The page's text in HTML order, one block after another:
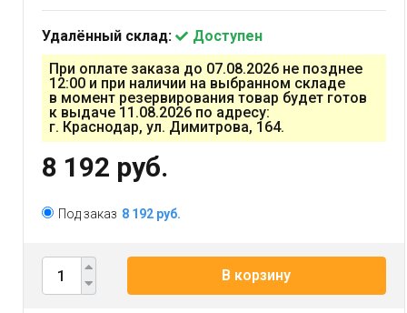
Удалённый склад:
Доступен
При оплате заказа до 07.08.2026 не позднее
12:00 и при наличии на выбранном складе
в момент резервирования товар будет готов
к выдаче 11.08.2026 по адресу:
г. Краснодар, ул. Димитрова, 164.
8 192 руб.
Под заказ 8 192 руб.
В корзину